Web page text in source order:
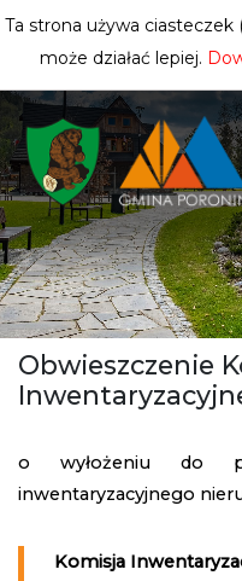
Obwieszczenie
o wyłożeniu do
inwentaryzacyjnego
Komisja
Ta strona używa ciasteczek
może działać lepiej.